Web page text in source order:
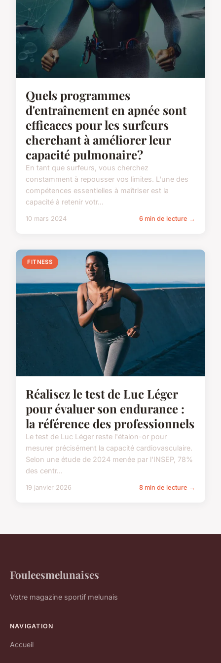
Quels programmes
d'entraînement en apnée sont
efficaces pour les surfeurs
cherchant à améliorer leur
capacité pulmonaire?
En tant que surfeurs, vous cherchez
constamment à repousser vos limites. L'une des
compétences essentielles à maîtriser est la
capacité à retenir votr...
10 mars 2024 6 min de lecture →
FITNESS
Réalisez le test de Luc Léger
pour évaluer son endurance :
la référence des professionnels
Le test de Luc Léger reste l'étalon-or pour
mesurer précisément la capacité cardiovasculaire.
Selon une étude de 2024 menée par l'INSEP, 78%
des centr...
19 janvier 2026 8 min de lecture →
Fouleesmelunaises
Votre magazine sportif melunais
NAVIGATION
Accueil